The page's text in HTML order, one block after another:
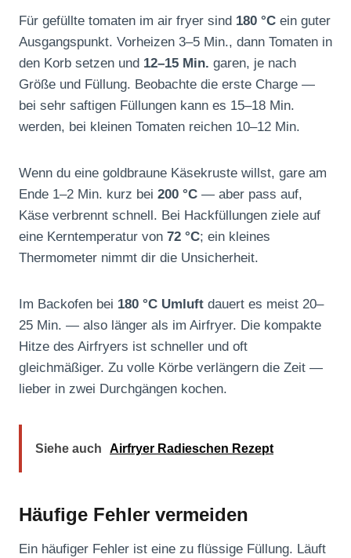
Für gefüllte tomaten im air fryer sind 180 °C ein guter
Ausgangspunkt. Vorheizen 3–5 Min., dann Tomaten in
den Korb setzen und 12–15 Min. garen, je nach
Größe und Füllung. Beobachte die erste Charge —
bei sehr saftigen Füllungen kann es 15–18 Min.
werden, bei kleinen Tomaten reichen 10–12 Min.
Wenn du eine goldbraune Käsekruste willst, gare am
Ende 1–2 Min. kurz bei 200 °C — aber pass auf,
Käse verbrennt schnell. Bei Hackfüllungen ziele auf
eine Kerntemperatur von 72 °C; ein kleines
Thermometer nimmt dir die Unsicherheit.
Im Backofen bei 180 °C Umluft dauert es meist 20–
25 Min. — also länger als im Airfryer. Die kompakte
Hitze des Airfryers ist schneller und oft
gleichmäßiger. Zu volle Körbe verlängern die Zeit —
lieber in zwei Durchgängen kochen.
Siehe auch Airfryer Radieschen Rezept
Häufige Fehler vermeiden
Ein häufiger Fehler ist eine zu flüssige Füllung. Läuft